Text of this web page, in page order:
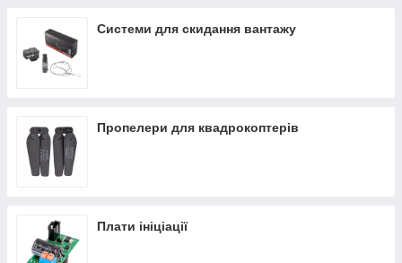
Системи для скидання вантажу
Пропелери для квадрокоптерів
Плати ініціації